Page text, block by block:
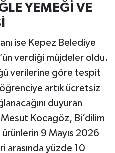
YEMEĞİ VE
ise Kepez Belediye
verdiği müjdeler oldu.
verilerine göre tespit
artık ücretsiz
duyuran
Kocagöz, Bi’dilim
ürünlerin 9 Mayıs 2026
arasında yüzde 10